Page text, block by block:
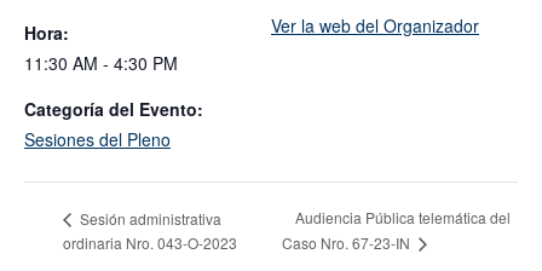
Hora:
11:30 AM - 4:30 PM
Categoría del Evento:
Sesiones del Pleno
Ver la web del Organizador
Sesión administrativa
ordinaria Nro. 043-O-2023
Audiencia Pública telemática del
Caso Nro. 67-23-IN